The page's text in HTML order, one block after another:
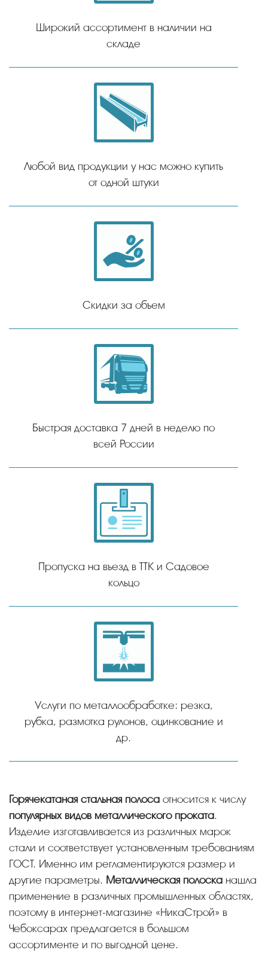
Широкий ассортимент в наличии на
складе
Любой вид продукции у нас можно купить
от одной штуки
Скидки за объем
Быстрая доставка 7 дней в неделю по
всей России
Пропуска на въезд в ТТК и Садовое
кольцо
Услуги по металлообработке: резка,
рубка, размотка рулонов, оцинкование и
др.
Горячекатаная стальная полоса относится к числу
популярных видов металлического проката.
Изделие изготавливается из различных марок
стали и соответствует установленным требованиям
ГОСТ. Именно им регламентируются размер и
другие параметры. Металлическая полоска нашла
применение в различных промышленных областях,
поэтому в интернет-магазине «НикаСтрой» в
Чебоксарах предлагается в большом
ассортименте и по выгодной цене.